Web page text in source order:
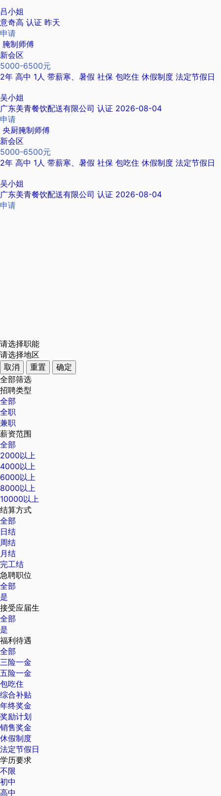
吕小姐
意奇高 认证 昨天
申请
腌制师傅
新会区
5000-6500元
2年 高中 1人 带薪寒、暑假 社保 包吃住 休假制度 法定节假日
吴小姐
广东美青餐饮配送有限公司 认证 2026-08-04
申请
央厨腌制师傅
新会区
5000-6500元
2年 高中 1人 带薪寒、暑假 社保 包吃住 休假制度 法定节假日
吴小姐
广东美青餐饮配送有限公司 认证 2026-08-04
申请
请选择职能
请选择地区
取消
重置
确定
全部筛选
招聘类型
全部
全职
兼职
薪资范围
全部
2000以上
4000以上
6000以上
8000以上
10000以上
结算方式
全部
日结
周结
月结
完工结
急聘职位
全部
是
接受应届生
全部
是
福利待遇
全部
三险一金
五险一金
包吃住
综合补贴
年终奖金
奖励计划
销售奖金
休假制度
法定节假日
学历要求
不限
初中
高中